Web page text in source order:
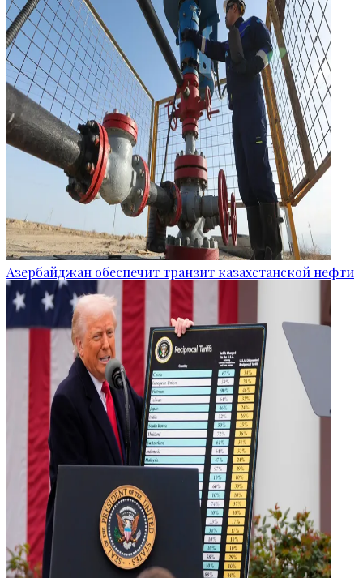
Азербайджан обеспечит транзит казахстанской нефти